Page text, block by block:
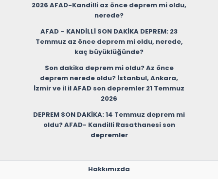
2026 AFAD-Kandilli az önce deprem mi oldu,
nerede?
AFAD – KANDİLLİ SON DAKİKA DEPREM: 23
Temmuz az önce deprem mi oldu, nerede,
kaç büyüklüğünde?
Son dakika deprem mi oldu? Az önce
deprem nerede oldu? İstanbul, Ankara,
İzmir ve il il AFAD son depremler 21 Temmuz
2026
DEPREM SON DAKİKA: 14 Temmuz deprem mi
oldu? AFAD- Kandilli Rasathanesi son
depremler
Hakkımızda